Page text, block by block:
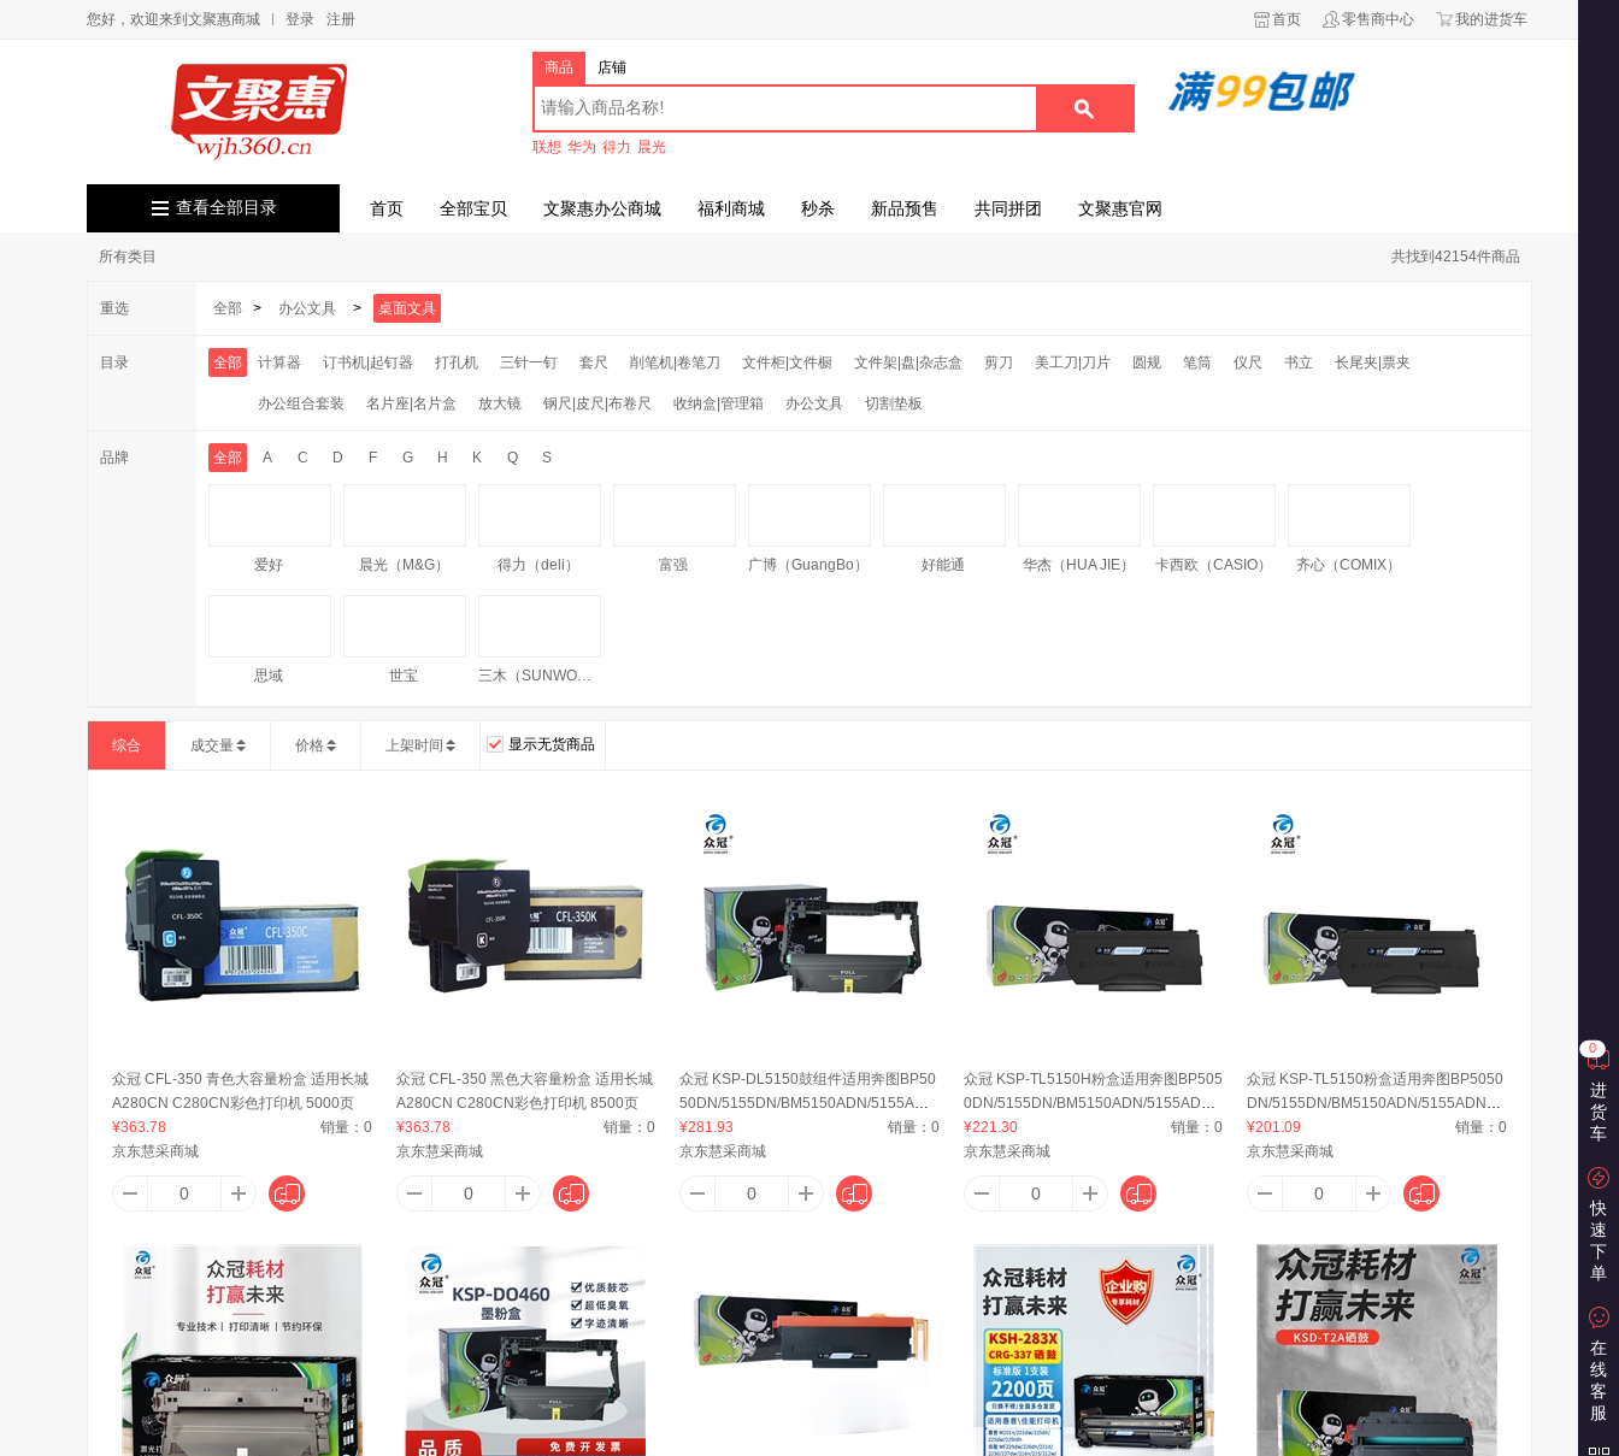
您好，欢迎来到文聚惠商城 登录 注册 首页 零售商中心 我的进货车
商品 店铺
联想 华为 得力 晨光
查看全部目录 首页 全部宝贝 文聚惠办公商城 福利商城 秒杀 新品预售 共同拼团 文聚惠官网
0
进
货
车
快
速
下
单
在
线
客
服
所有类目 共找到 42154件商品
重选 全部 > 办公文具 > 桌面文具
目录 计算器 订书机|起钉器
全部 打孔机 三针一钉 套尺 削笔机|卷笔刀 文件柜|文件橱 文件架|盘|杂志盒 剪刀 美工刀|刀片 圆规 笔筒 仪尺 书立 长尾夹|票夹
办公组合套装 名片座|名片盒 放大镜 钢尺|皮尺|布卷尺 收纳盒|管理箱 办公文具 切割垫板
品牌 全部 A C D F G H K Q S
爱好 晨光（M&G） 得力（deli） 富强 广博（GuangBo） 好能通 华杰（HUA JIE） 卡西欧（CASIO） 齐心（COMIX）
思域 世宝 三木（SUNWOOD）
综合 成交量 价格 上架时间 显示无货商品
众冠 CFL-350 青色大容量粉盒 适用长城
A280CN C280CN彩色打印机 5000页
¥363.78
销量： 0
京东慧采商城
众冠 CFL-350 黑色大容量粉盒 适用长城
A280CN C280CN彩色打印机 8500页
¥363.78
销量：0
京东慧采商城
众冠 KSP-DL5150鼓组件适用奔图BP50
50DN/5155DN/BM5150ADN/5155ADN
打印机)30000页
¥281.93 销量： 0
京东慧采商城
众冠 KSP-TL5150H粉盒适用奔图BP505
0DN/5155DN/BM5150ADN/5155ADN
打印机)6000页
¥221.30 销量：0
京东慧采商城
众冠 KSP-TL5150粉盒适用奔图BP5050
DN/5155DN/BM5150ADN/5155ADN打
印机)3000页
¥201.09 销量： 0
京东慧采商城